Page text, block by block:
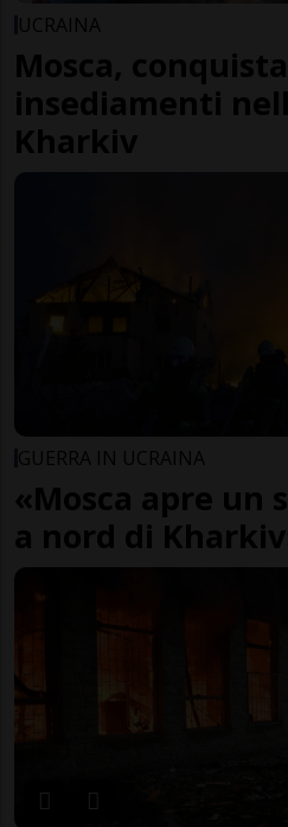
UCRAINA
Mosca,
insediamenti
Kharkiv
GUERRA IN UCRAINA
«Mosca apre un
a nord di